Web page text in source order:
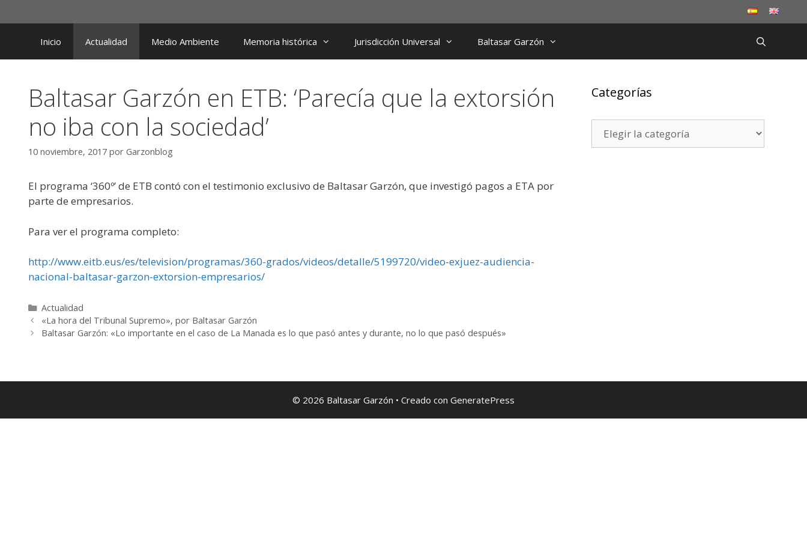
al
contenidoInicio Actualidad Medio Ambiente Memoria histórica Jurisdicción Universal Baltasar Garzón
Baltasar Garzón en ETB: ‘Parecía que la extorsión
no iba con la sociedad’
10 noviembre, 2017 por Garzonblog
El programa ‘360º’ de ETB contó con el testimonio exclusivo de Baltasar Garzón, que investigó pagos a ETA por
parte de empresarios.
Para ver el programa completo:
http://www.eitb.eus/es/television/programas/360-grados/videos/detalle/5199720/video-exjuez-audiencia-
nacional-baltasar-garzon-extorsion-empresarios/
Categorías
Actualidad
«La hora del Tribunal Supremo», por Baltasar Garzón
Baltasar Garzón: «Lo importante en el caso de La Manada es lo que pasó antes y durante, no lo que pasó después»
Categorías
© 2026 Baltasar Garzón • Creado con GeneratePress